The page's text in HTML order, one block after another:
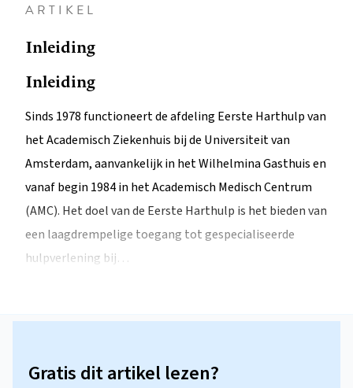
ARTIKEL
Inleiding
Inleiding
Sinds 1978 functioneert de afdeling Eerste Harthulp van
het Academisch Ziekenhuis bij de Universiteit van
Amsterdam, aanvankelijk in het Wilhelmina Gasthuis en
vanaf begin 1984 in het Academisch Medisch Centrum
(AMC). Het doel van de Eerste Harthulp is het bieden van
een laagdrempelige toegang tot gespecialiseerde
hulpverlening bij…
Gratis dit artikel lezen?